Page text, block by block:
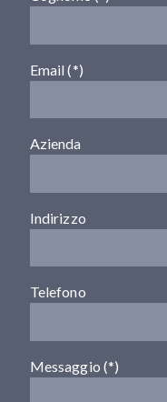
Email (*)
Azienda
Indirizzo
Telefono
Messaggio (*)